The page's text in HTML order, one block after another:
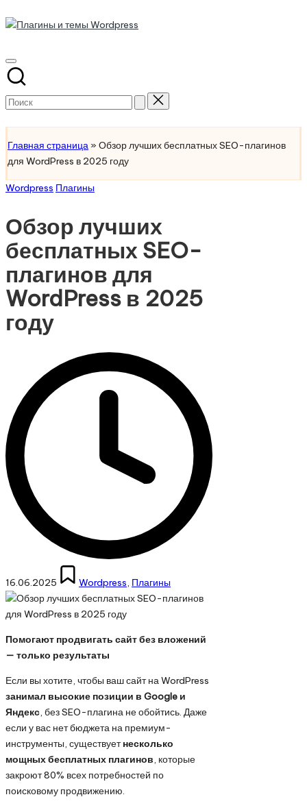
Перейти
Плагины
Wordpress
лучшие
плагины
и
Wordpress
Поиск
Главная страница » Обзор лучших бесплатных SEO-плагинов
для WordPress в 2025 году
Опубликовано
Wordpress Плагины
Обзор лучших
бесплатных SEO-
плагинов для
WordPress в 2025
году
16.06.2025
Опубликовано
в
Wordpress, Плагины
Помогают продвигать сайт без вложений
— только результаты
Если вы хотите, чтобы ваш сайт на WordPress
занимал высокие позиции в Google и
Яндекс, без SEO-плагина не обойтись. Даже
если у вас нет бюджета на премиум-
инструменты, существуетнесколько
мощных бесплатных плагинов, которые
закроют 80% всех потребностей по
поисковому продвижению.